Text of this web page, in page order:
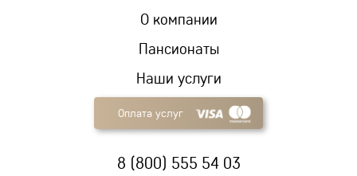
Пансионаты
Наши услуги
О компании
Оплата услуг
8 (800) 555 54 03